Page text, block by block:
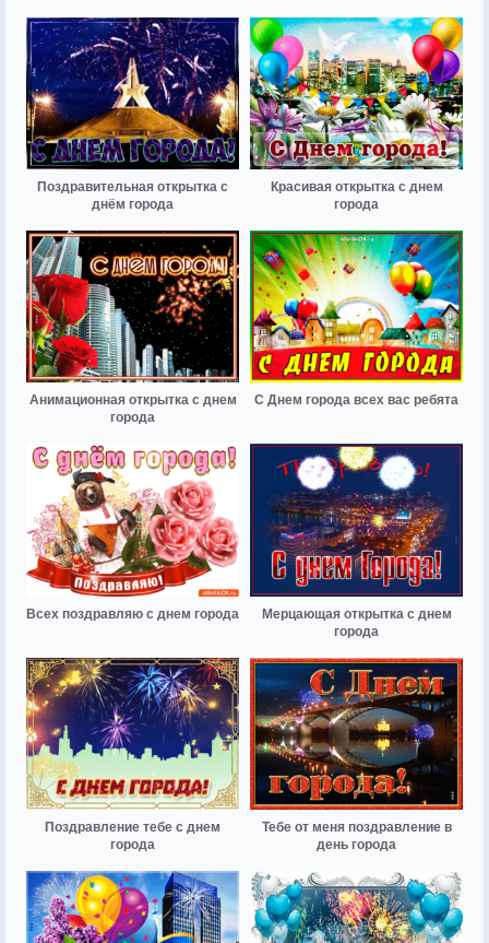
Поздравительная открытка с
днём города
Красивая открытка с днем
города
Анимационная открытка с днем
города
С Днем города всех вас ребята
Всех поздравляю с днем города
Мерцающая открытка с днем
города
Поздравление тебе с днем
города
Тебе от меня поздравление в
день города